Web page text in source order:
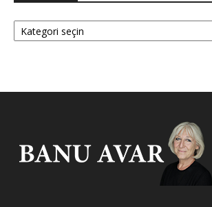
Kategoriler